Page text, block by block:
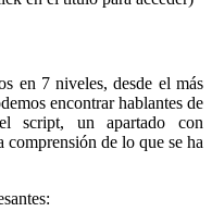
en 7 niveles, desde el más
encontrar hablantes de
script, un apartado con
de lo que se ha